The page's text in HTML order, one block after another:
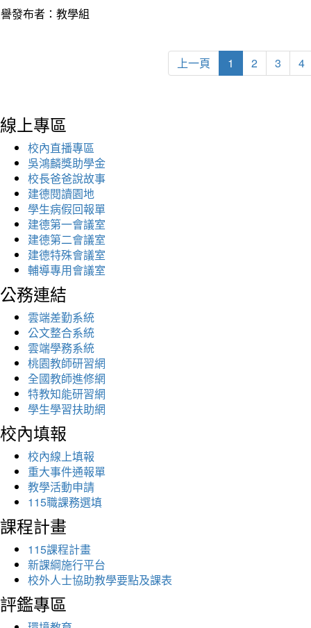
發布者：教學組
上一頁 1 2 3 4
線上專區
校內直播專區
吳鴻麟獎助學金
校長爸爸說故事
建德閱讀園地
學生病假回報單
建德第一會議室
建德第二會議室
建德特殊會議室
輔導專用會議室
公務連結
雲端差勤系統
公文整合系統
雲端學務系統
桃園教師研習網
全國教師進修網
特教知能研習網
學生學習扶助網
校內填報
校內線上填報
重大事件通報單
教學活動申請
115職課務選填
課程計畫
115課程計畫
新課綱施行平台
校外人士協助教學要點及課表
評鑑專區